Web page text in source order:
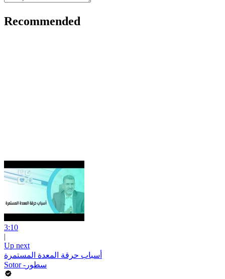
Recommended
3:10
|
Up next
أسباب حرقة المعدة المستمرة
Sotor -سطور